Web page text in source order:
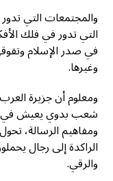
والمجتمعات التي
التي تدور في فلك
في صدر الإسلام
وغيرها.
ومعلوم أن جزيرة
شعب بدوي يعيش في
ومفاهيم الرسالة،
الراكدة إلى رجال
والرقي.